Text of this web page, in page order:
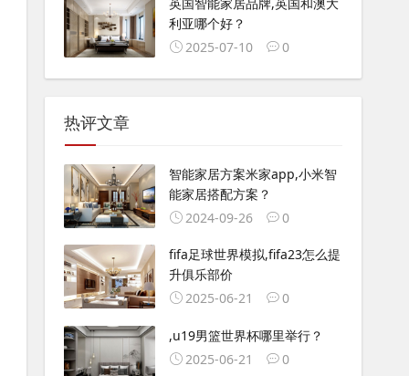
利亚哪个好？
2025-07-10
0
热评文章
智能家居方案米家app,小米智
能家居搭配方案？
2024-09-26
0
fifa足球世界模拟,fifa23怎么提
升俱乐部价
2025-06-21
0
,u19男篮世界杯哪里举行？
2025-06-21
0